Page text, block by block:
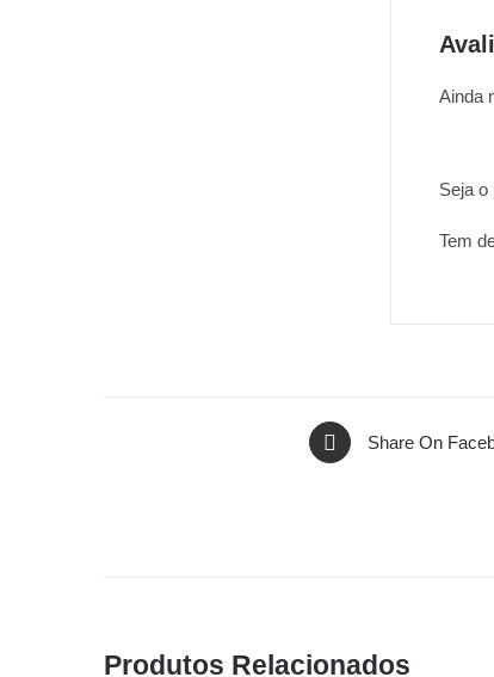
Ainda
Seja o
Tem
Share On
Produtos Relacionados